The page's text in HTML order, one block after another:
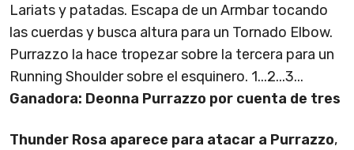
Lariats y patadas. Escapa de un Armbar tocando
las cuerdas y busca altura para un Tornado Elbow.
Purrazzo la hace tropezar sobre la tercera para un
Running Shoulder sobre el esquinero. 1...2...3...
Ganadora: Deonna Purrazzo por cuenta de tres
Thunder Rosa aparece para atacar a Purrazzo,